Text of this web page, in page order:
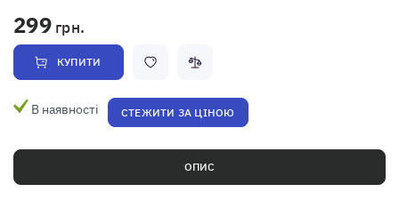
299 грн.
КУПИТИ
В наявності СТЕЖИТИ ЗА ЦІНОЮ
ОПИС